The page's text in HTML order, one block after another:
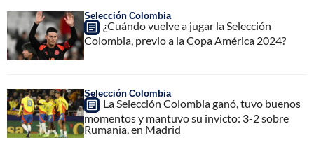
Selección Colombia
¿Cuándo vuelve a jugar la Selección
Colombia, previo a la Copa América 2024?
Selección Colombia
La Selección Colombia ganó, tuvo buenos
momentos y mantuvo su invicto: 3-2 sobre
Rumania, en Madrid